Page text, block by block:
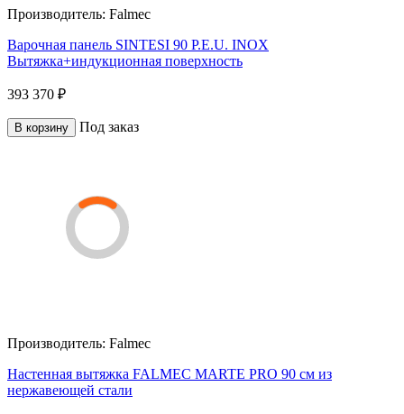
Производитель: Falmec
Варочная панель SINTESI 90 P.E.U. INOX
Вытяжка+индукционная поверхность
393 370 ₽
В корзину Под заказ
Производитель: Falmec
Настенная вытяжка FALMEC MARTE PRO 90 см из
нержавеющей стали